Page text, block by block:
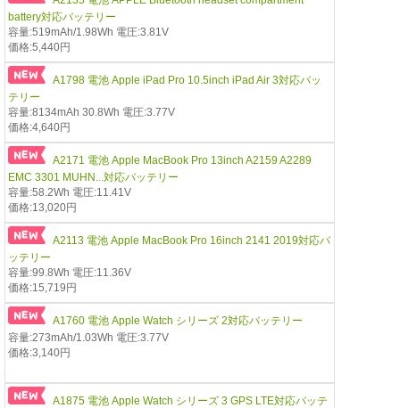
battery対応バッテリー
容量:519mAh/1.98Wh 電圧:3.81V
価格:5,440円
A1798 電池 Apple iPad Pro 10.5inch iPad Air 3対応バッ
テリー
容量:8134mAh 30.8Wh 電圧:3.77V
価格:4,640円
A2171 電池 Apple MacBook Pro 13inch A2159 A2289
EMC 3301 MUHN...対応バッテリー
容量:58.2Wh 電圧:11.41V
価格:13,020円
A2113 電池 Apple MacBook Pro 16inch 2141 2019対応バ
ッテリー
容量:99.8Wh 電圧:11.36V
価格:15,719円
A1760 電池 Apple Watch シリーズ 2対応バッテリー
容量:273mAh/1.03Wh 電圧:3.77V
価格:3,140円
A1875 電池 Apple Watch シリーズ 3 GPS LTE対応バッテ